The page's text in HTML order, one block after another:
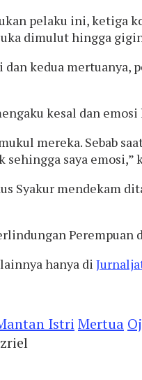
pelaku ini, ketiga
dimulut hingga
kedua mertuanya,
kesal dan
mereka. Sebab
saya emosi,”
Syakur mendekam
Perempuan
hanya di
Istri Mertua